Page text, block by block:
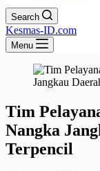
Search
Kesmas-ID.com
Menu
Tim
Nangka
Terpencil